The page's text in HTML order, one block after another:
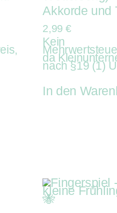
Akkorde und
2,99€
Kein
da
nach §19 (1)
In den